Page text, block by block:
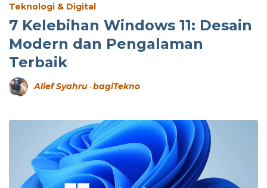
Teknologi & Digital
7 Kelebihan Windows 11: Desain
Modern dan Pengalaman
Terbaik
Alief Syahru - bagiTekno